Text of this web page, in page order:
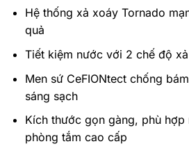
Hệ thống xả xoáy Tornado
quả
Tiết kiệm nước với 2 chế độ
Men sứ CeFIONtect chống
sáng sạch
Kích thước gọn gàng, phù hợp
phòng tắm cao cấp